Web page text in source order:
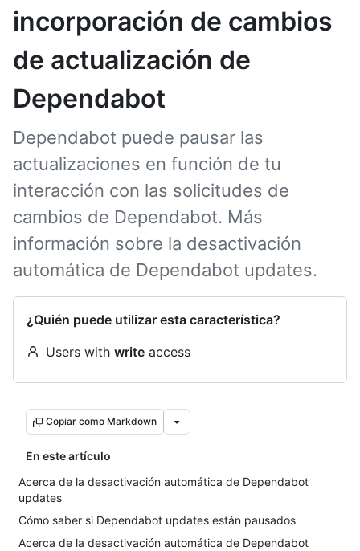
incorporación de cambios
de actualización de
Dependabot
Dependabot puede pausar las
actualizaciones en función de tu
interacción con las solicitudes de
cambios de Dependabot. Más
información sobre la desactivación
automática de Dependabot updates.
¿Quién puede utilizar esta característica?
Users with write access
Copiar como Markdown
En este artículo
Acerca de la desactivación automática de Dependabot
updates
Cómo saber si Dependabot updates están pausados
Acerca de la desactivación automática de Dependabot